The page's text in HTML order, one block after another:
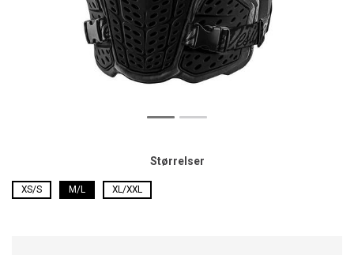
Størrelser
XS/S M/L XL/XXL